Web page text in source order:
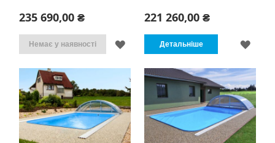
235 690,00 ₴
Немає у наявності
ДОДАТИ
СПИСКУ
БАЖАНЬ
221 260,00 ₴
Детальніше